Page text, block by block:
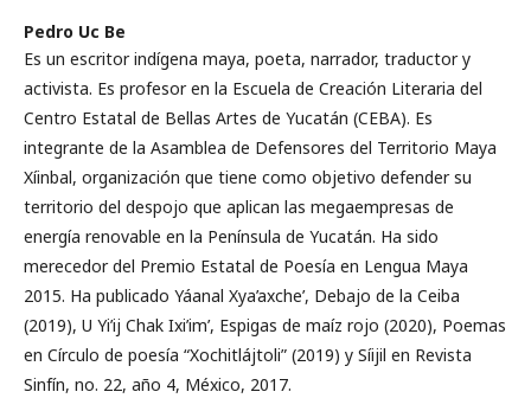
Pedro Uc Be
Es un escritor indígena maya, poeta, narrador, traductor y
activista. Es profesor en la Escuela de Creación Literaria del
Centro Estatal de Bellas Artes de Yucatán (CEBA). Es
integrante de la Asamblea de Defensores del Territorio Maya
Xíinbal, organización que tiene como objetivo defender su
territorio del despojo que aplican las megaempresas de
energía renovable en la Península de Yucatán. Ha sido
merecedor del Premio Estatal de Poesía en Lengua Maya
2015. Ha publicado Yáanal Xya’axche’, Debajo de la Ceiba
(2019), U Yi’ij Chak Ixi’im’, Espigas de maíz rojo (2020), Poemas
en Círculo de poesía “Xochitlájtoli” (2019) y Síijil en Revista
Sinfín, no. 22, año 4, México, 2017.